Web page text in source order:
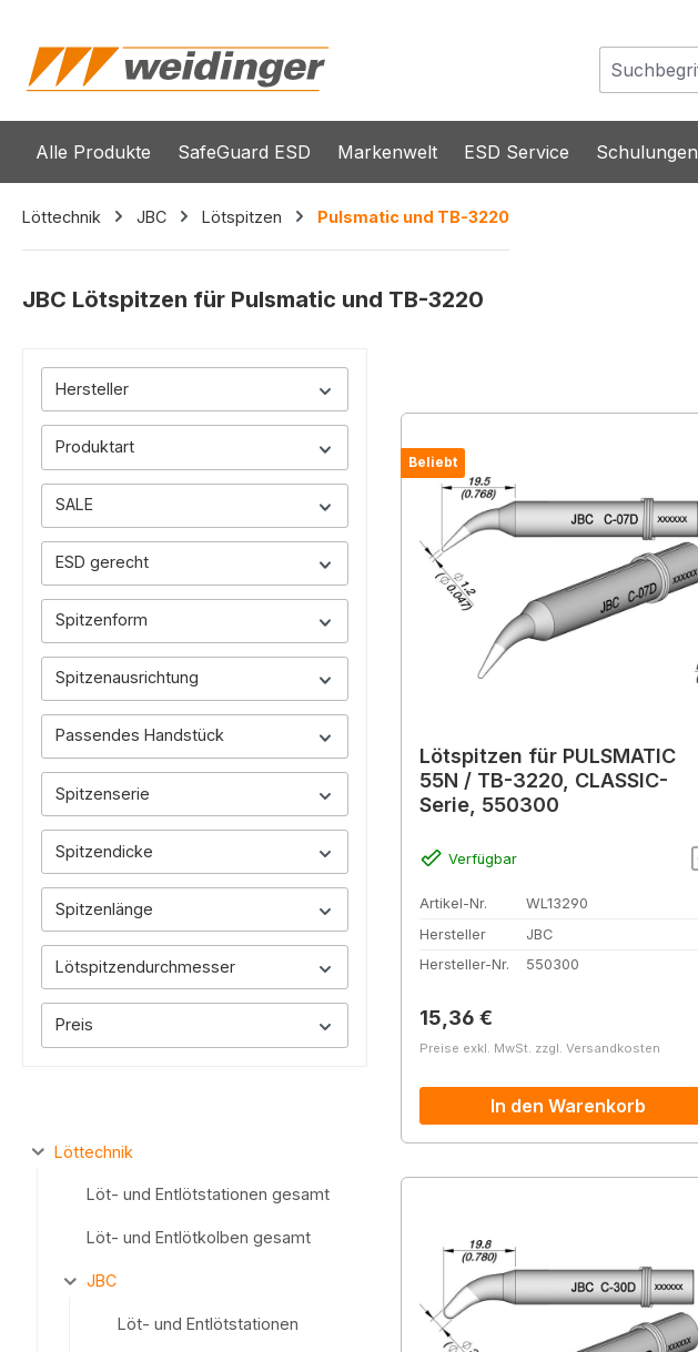
Alle Produkte SafeGuard ESD Markenwelt ESD Service Schulungen
Löttechnik JBC Lötspitzen Pulsmatic und TB-3220
JBC Lötspitzen für Pulsmatic und TB-3220
Hersteller
Produktart
SALE
ESD gerecht
Spitzenform
Spitzenausrichtung
Passendes Handstück
Spitzenserie
Spitzendicke
Spitzenlänge
Lötspitzendurchmesser
Preis
Löttechnik
Löt- und Entlötstationen gesamt
Löt- und Entlötkolben gesamt
JBC
Löt- und Entlötstationen
Beliebt
Lötspitzen für PULSMATIC
55N / TB-3220, CLASSIC-
Serie, 550300
Verfügbar
Artikel-Nr.
WL13290
Hersteller
JBC
Hersteller-Nr.
550300
Regulärer Preis:
15,36 €
Preise exkl. MwSt. zzgl. Versandkosten
In den Warenkorb